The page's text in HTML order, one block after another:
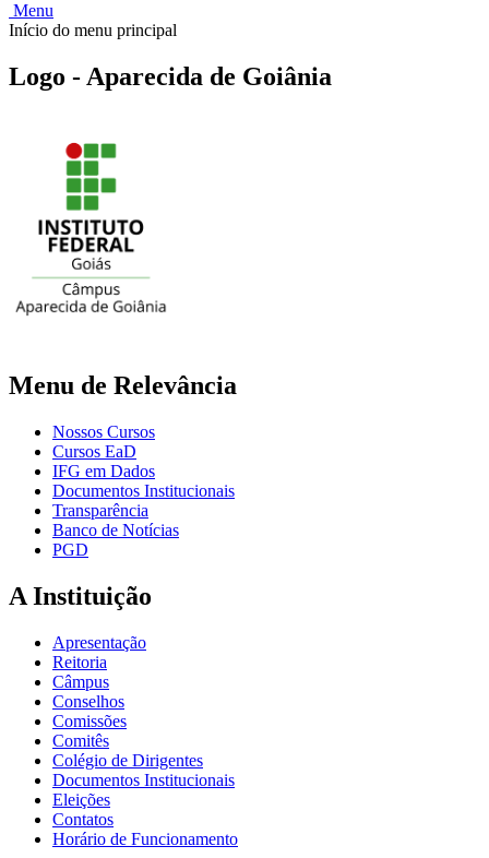
Menu
Início do menu principal
Logo - Aparecida de Goiânia
Menu de Relevância
Nossos Cursos
Cursos EaD
IFG em Dados
Documentos Institucionais
Transparência
Banco de Notícias
PGD
A Instituição
Apresentação
Reitoria
Câmpus
Conselhos
Comissões
Comitês
Colégio de Dirigentes
Documentos Institucionais
Eleições
Contatos
Horário de Funcionamento